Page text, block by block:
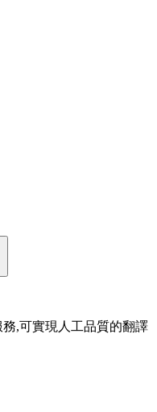
,可實現人工品質的翻譯